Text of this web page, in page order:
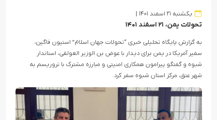
یکشنبه ۲۱ اسفند ۱۴۰۱
تحولات یمن، ۲۱ اسفند ۱۴۰۱
به گزارش پایگاه تحلیلی خبری “تحولات جهان اسلام” استیون فاگین،
سفیر آمریکا در یمن برای دیدار با عوض بن الوزیر العولقی، استاندار
شبوه و گفتگو پیرامون همکاری امنیتی و مبارزه مشترک با تروریسم به
شهر عتق، مرکز استان شبوه سفر کرد.